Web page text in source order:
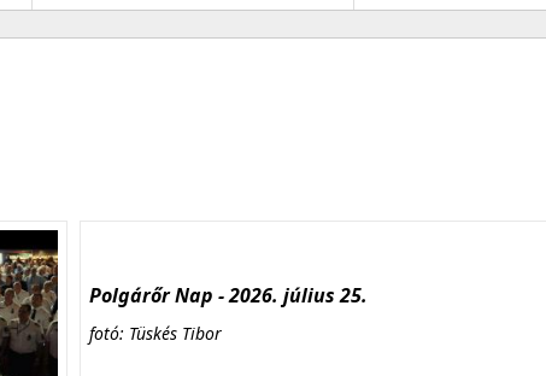
Polgárőr Nap - 2026. július 25.
fotó: Tüskés Tibor